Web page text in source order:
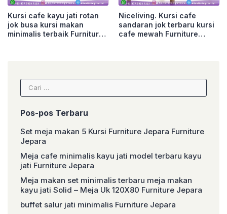
Kursi cafe kayu jati rotan
jok busa kursi makan
minimalis terbaik Furniture
Niceliving. Kursi cafe
sandaran jok terbaru kursi
cafe mewah Furniture
Cari
untuk:
Pos-pos Terbaru
Set meja makan 5 Kursi Furniture Jepara Furniture
Jepara
Meja cafe minimalis kayu jati model terbaru kayu
jati Furniture Jepara
Meja makan set minimalis terbaru meja makan
kayu jati Solid – Meja Uk 120X80 Furniture Jepara
buffet salur jati minimalis Furniture Jepara